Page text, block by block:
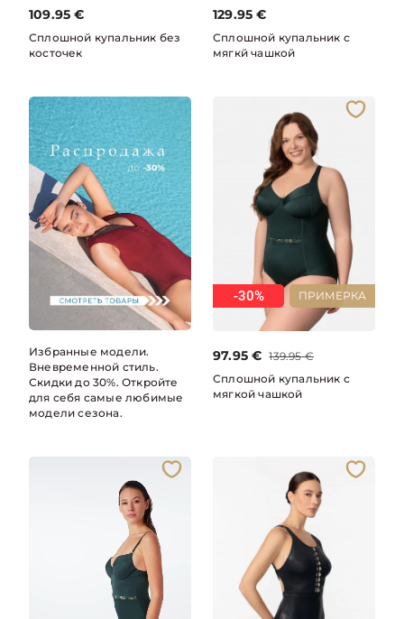
109.95 €
Сплошной купальник без
косточек
129.95 €
Сплошной купальник с
мягкй чашкой
Избранные модели.
Вневременной стиль.
Скидки до 30%. Откройте
для себя самые любимые
модели сезона.
ПРИМЕРКА
-30%
97.95 € 139.95 €
Сплошной купальник с
мягкой чашкой